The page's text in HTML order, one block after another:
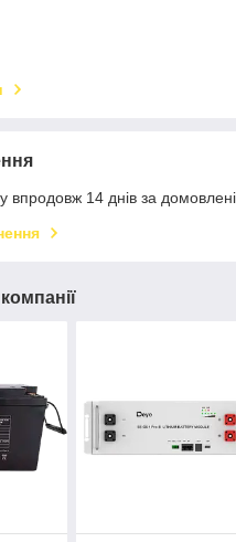
впродовж 14 днів за